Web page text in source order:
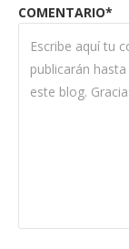
COMENTARIO*